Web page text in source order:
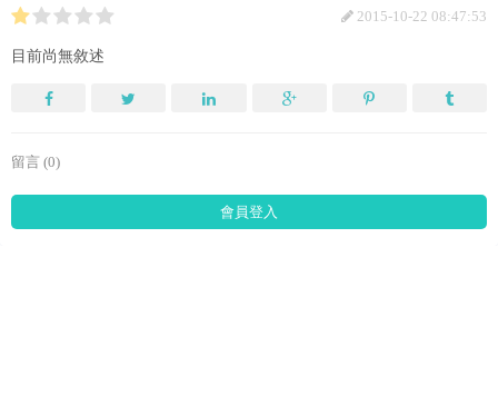
2015-10-22 08:47:53
目前尚無敘述
留言 (0)
會員登入